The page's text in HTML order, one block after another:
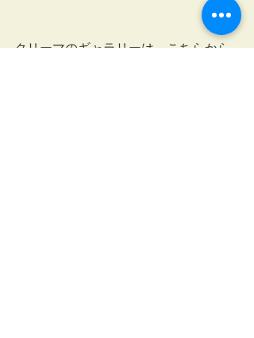
クリーマのギャラリーは　こちらから